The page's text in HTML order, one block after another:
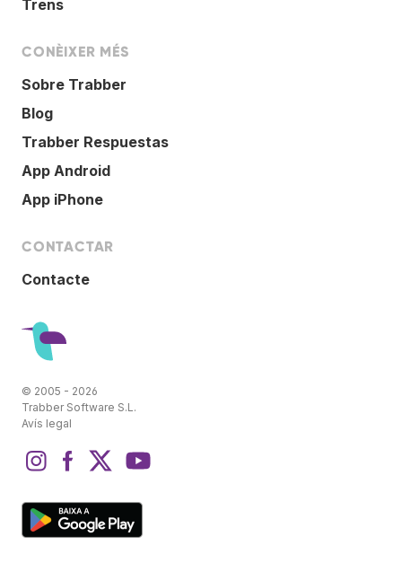
Trens
CONÈIXER MÉS
Sobre Trabber
Blog
Trabber Respuestas
App Android
App iPhone
CONTACTAR
Contacte
© 2005 - 2026
Trabber Software S.L.
Avís legal